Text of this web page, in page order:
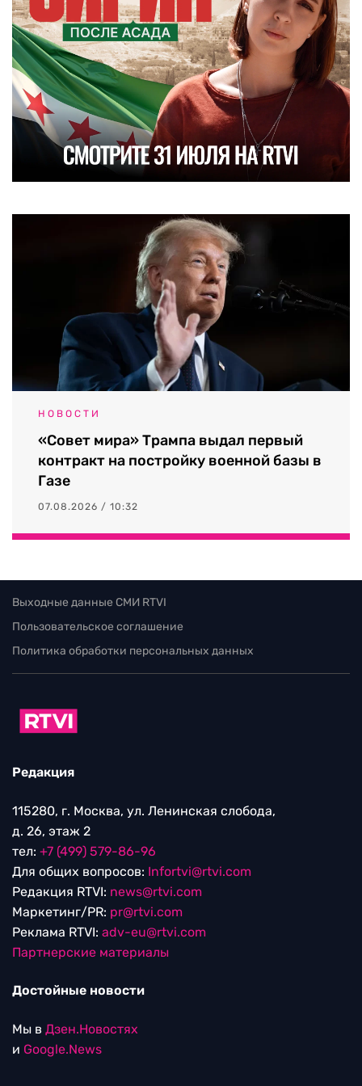
НОВОСТИ
«Совет мира» Трампа выдал первый
контракт на постройку военной базы в
Газе
07.08.2026 / 10:32
Выходные данные СМИ RTVI
Пользовательское соглашение
Политика обработки персональных данных
Редакция
115280, г. Москва, ул. Ленинская слобода,
д. 26, этаж 2
тел: +7 (499) 579-86-96
Для общих вопросов: Infortvi@rtvi.com
Редакция RTVI: news@rtvi.com
Маркетинг/PR: pr@rtvi.com
Реклама RTVI: adv-eu@rtvi.com
Партнерские материалы
Достойные новости
Мы в Дзен.Новостях
и Google.News